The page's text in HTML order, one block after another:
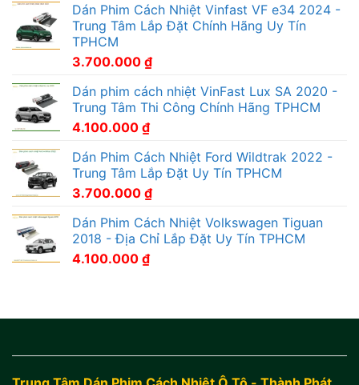
Dán Phim Cách Nhiệt Vinfast VF e34 2024 -
Trung Tâm Lắp Đặt Chính Hãng Uy Tín
TPHCM
3.700.000 ₫
Dán phim cách nhiệt VinFast Lux SA 2020 -
Trung Tâm Thi Công Chính Hãng TPHCM
4.100.000 ₫
Dán Phim Cách Nhiệt Ford Wildtrak 2022 -
Trung Tâm Lắp Đặt Uy Tín TPHCM
3.700.000 ₫
Dán Phim Cách Nhiệt Volkswagen Tiguan
2018 - Địa Chỉ Lắp Đặt Uy Tín TPHCM
4.100.000 ₫